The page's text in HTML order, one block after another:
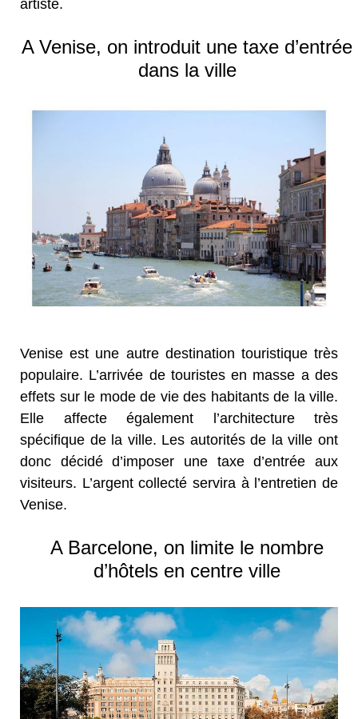
artiste.
A Venise, on introduit une taxe d’entrée
dans la ville
Venise est une autre destination touristique très
populaire. L’arrivée de touristes en masse a des
effets sur le mode de vie des habitants de la ville.
Elle affecte également l’architecture très
spécifique de la ville. Les autorités de la ville ont
donc décidé d’imposer une taxe d’entrée aux
visiteurs. L’argent collecté servira à l’entretien de
Venise.
A Barcelone, on limite le nombre
d’hôtels en centre ville